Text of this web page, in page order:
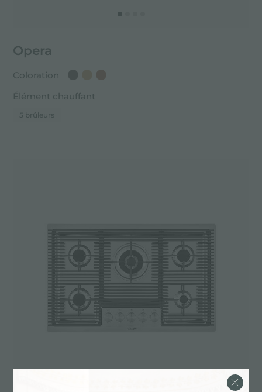
Opera
Coloration
Élément chauffant
5 brûleurs